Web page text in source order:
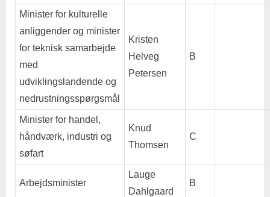
Minister for kulturelle
anliggender og minister
for teknisk samarbejde
med
udviklingslandende og
nedrustningsspørgsmål
Kristen
Helveg
Petersen
B
Minister for handel,
håndværk, industri og
søfart
Knud
Thomsen
C
Arbejdsminister
Lauge
Dahlgaard
B